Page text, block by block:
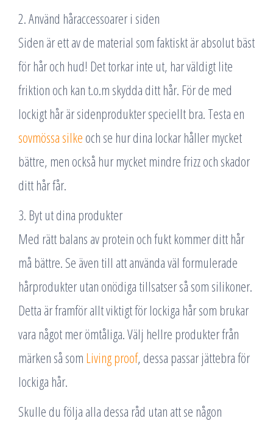
2. Använd håraccessoarer i siden
Siden är ett av de material som faktiskt är absolut bäst
för hår och hud! Det torkar inte ut, har väldigt lite
friktion och kan t.o.m skydda ditt hår. För de med
lockigt hår är sidenprodukter speciellt bra. Testa en
sovmössa silke och se hur dina lockar håller mycket
bättre, men också hur mycket mindre frizz och skador
ditt hår får.
3. Byt ut dina produkter
Med rätt balans av protein och fukt kommer ditt hår
må bättre. Se även till att använda väl formulerade
hårprodukter utan onödiga tillsatser så som silikoner.
Detta är framför allt viktigt för lockiga hår som brukar
vara något mer ömtåliga. Välj hellre produkter från
märken så som Living proof, dessa passar jättebra för
lockiga hår.
Skulle du följa alla dessa råd utan att se någon